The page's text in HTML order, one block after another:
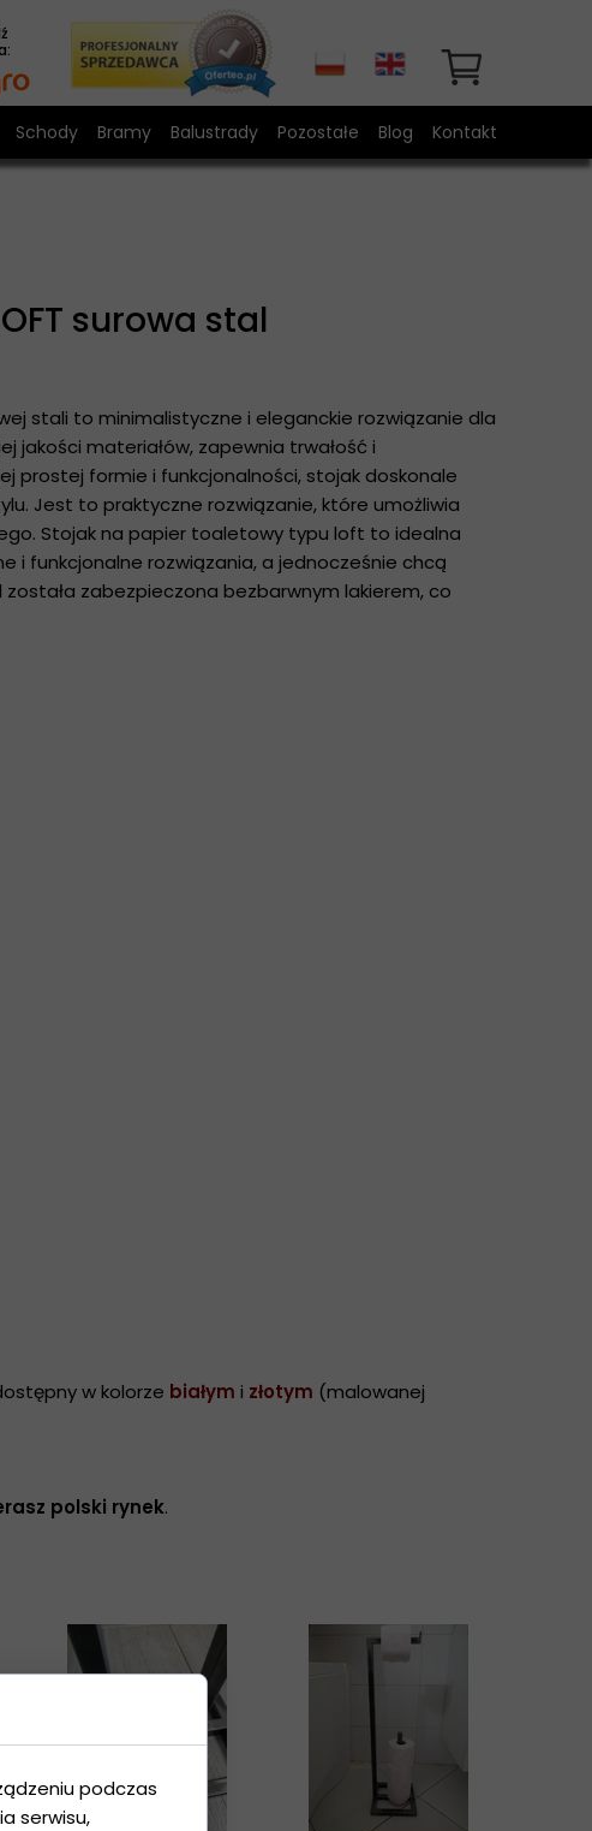
Schody Bramy Balustrady Pozostałe Blog Kontakt
surowa stal
stali to minimalistyczne i eleganckie rozwiązanie dla
jakości materiałów, zapewnia trwałość i
prostej formie i funkcjonalności, stojak doskonale
Jest to praktyczne rozwiązanie, które umożliwia
Stojak na papier toaletowy typu loft to idealna
i funkcjonalne rozwiązania, a jednocześnie chcą
została zabezpieczona bezbarwnym lakierem, co
w kolorze białym i złotym (malowanej
polski rynek.
podczas
serwisu,